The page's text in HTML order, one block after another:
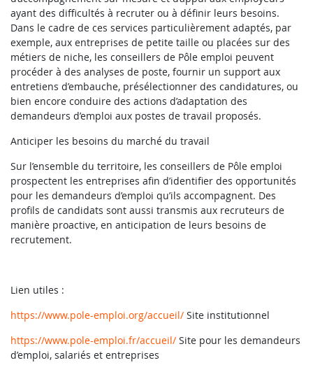
ayant des difficultés à recruter ou à définir leurs besoins.
Dans le cadre de ces services particulièrement adaptés, par
exemple, aux entreprises de petite taille ou placées sur des
métiers de niche, les conseillers de Pôle emploi peuvent
procéder à des analyses de poste, fournir un support aux
entretiens d’embauche, présélectionner des candidatures, ou
bien encore conduire des actions d’adaptation des
demandeurs d’emploi aux postes de travail proposés.
Anticiper les besoins du marché du travail
Sur l’ensemble du territoire, les conseillers de Pôle emploi
prospectent les entreprises afin d’identifier des opportunités
pour les demandeurs d’emploi qu’ils accompagnent. Des
profils de candidats sont aussi transmis aux recruteurs de
manière proactive, en anticipation de leurs besoins de
recrutement.
Lien utiles :
https://www.pole-emploi.org/accueil/ Site institutionnel
https://www.pole-emploi.fr/accueil/ Site pour les demandeurs
d’emploi, salariés et entreprises